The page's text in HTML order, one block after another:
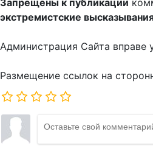
Запрещены к публикации
экстремистские
Администрация Сайта вправе
Размещение ссылок на